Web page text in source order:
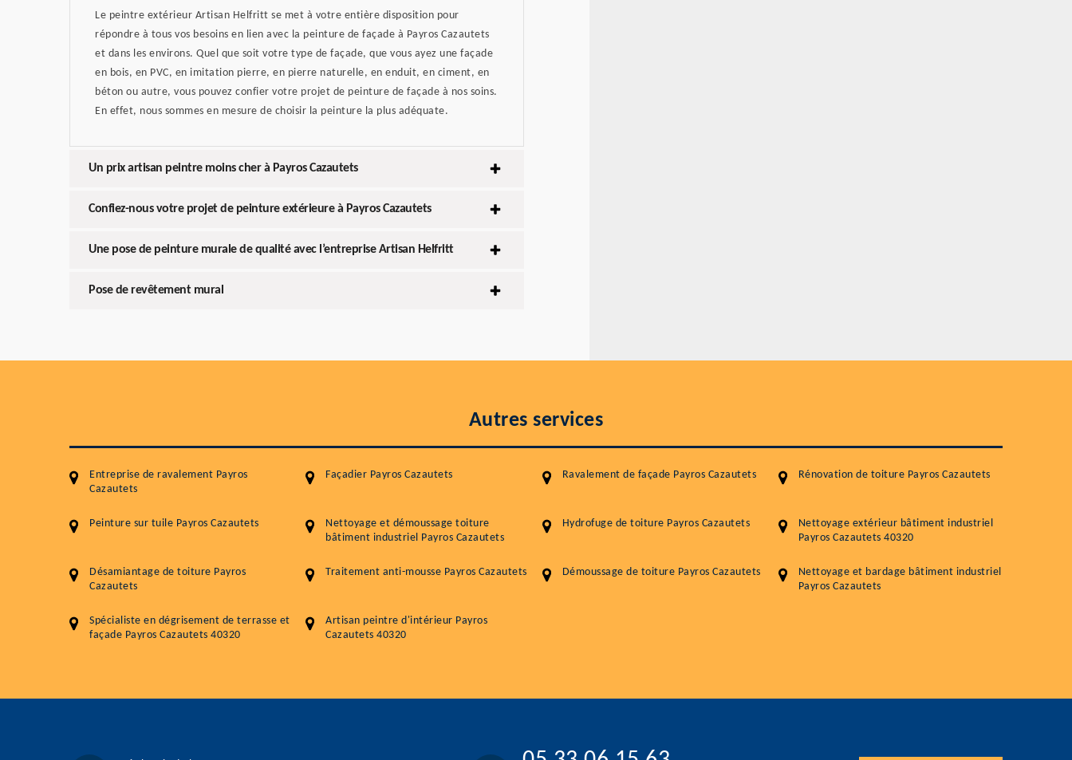
Le peintre extérieur Artisan Helfritt se met à votre entière disposition pour
répondre à tous vos besoins en lien avec la peinture de façade à Payros Cazautets
et dans les environs. Quel que soit votre type de façade, que vous ayez une façade
en bois, en PVC, en imitation pierre, en pierre naturelle, en enduit, en ciment, en
béton ou autre, vous pouvez confier votre projet de peinture de façade à nos soins.
En effet, nous sommes en mesure de choisir la peinture la plus adéquate.
Un prix artisan peintre moins cher à Payros Cazautets
Confiez-nous votre projet de peinture extérieure à Payros Cazautets
Une pose de peinture murale de qualité avec l’entreprise Artisan Helfritt
Pose de revêtement mural
Autres services
Entreprise de ravalement Payros
Cazautets
Façadier Payros Cazautets Ravalement de façade Payros Cazautets Rénovation de toiture Payros Cazautets
Peinture sur tuile Payros Cazautets
Nettoyage et démoussage toiture
bâtiment industriel Payros Cazautets
Hydrofuge de toiture Payros Cazautets
Nettoyage extérieur bâtiment industriel
Payros Cazautets 40320
Désamiantage de toiture Payros
Cazautets
Traitement anti-mousse Payros Cazautets Démoussage de toiture Payros Cazautets
Nettoyage et bardage bâtiment industriel
Payros Cazautets
Spécialiste en dégrisement de terrasse et
façade Payros Cazautets 40320
Artisan peintre d'intérieur Payros
Cazautets 40320
5.0 (118avis)
Artisant local recommander
05 33 06 15 63
76 chemin de la Source 40180